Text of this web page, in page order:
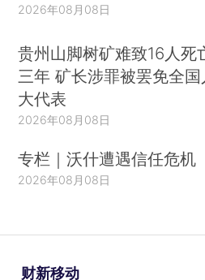
2026年08月08日
贵州山脚树矿难致16人死
三年 矿长涉罪被罢免全国
大代表
2026年08月08日
专栏｜沃什遭遇信任危机
2026年08月08日
财新移动